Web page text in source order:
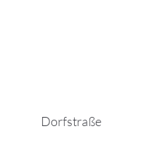
Dorfstraße